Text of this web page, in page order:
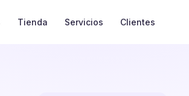
Tienda Servicios Clientes